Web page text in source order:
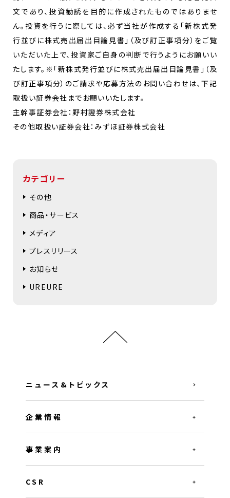
文であり、投資勧誘を目的に作成されたものではありませ
ん。投資を行うに際しては、必ず当社が作成する「新株式発
⾏並びに株式売出届出⽬論⾒書」（及び訂正事項分）をご覧
いただいた上で、投資家ご自身の判断で行うようにお願いい
たします。※「新株式発⾏並びに株式売出届出⽬論⾒書」（及
び訂正事項分）のご請求や応募⽅法のお問い合わせは、下記
取扱い証券会社までお願いいたします。
主幹事証券会社：野村證券株式会社
その他取扱い証券会社：みずほ証券株式会社
カテゴリー
その他
商品・サービス
メディア
プレスリリース
お知らせ
UREURE
ニュース&トピックス
企業情報
事業案内
CSR